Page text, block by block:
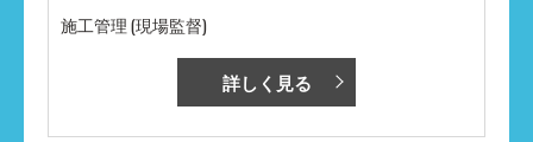
施工管理 (現場監督)
詳しく見る